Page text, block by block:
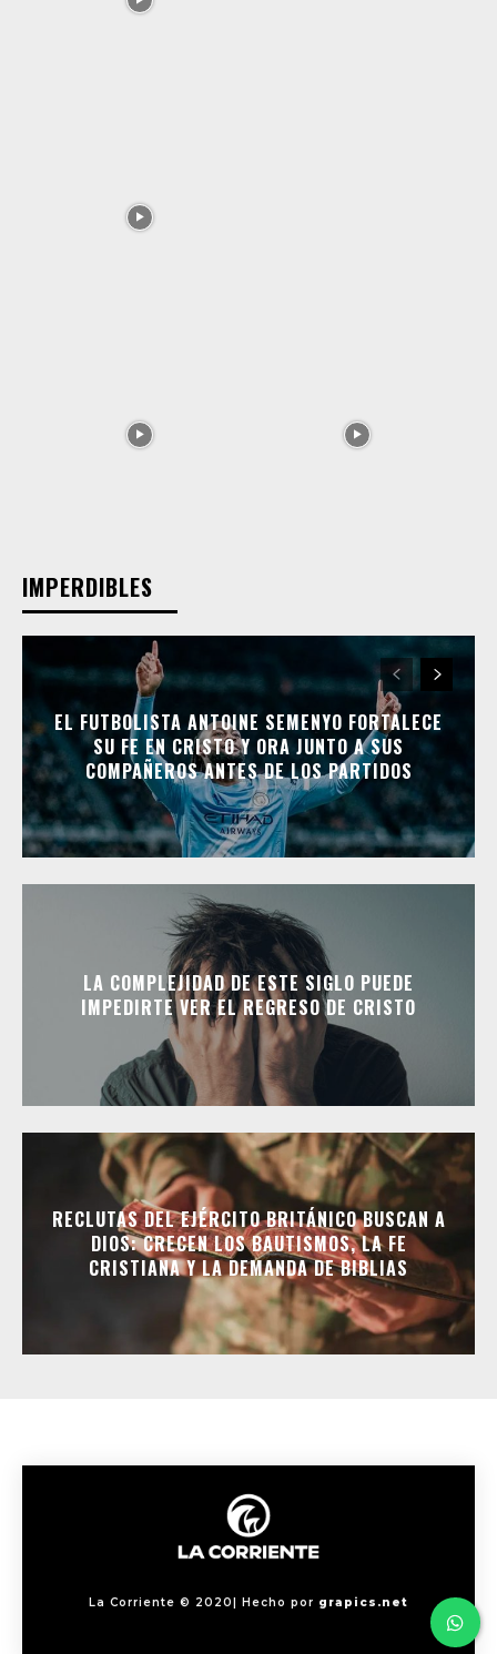
IMPERDIBLES
EL FUTBOLISTA ANTOINE SEMENYO FORTALECE
SU FE EN CRISTO Y ORA JUNTO A SUS
COMPAÑEROS ANTES DE LOS PARTIDOS
LA COMPLEJIDAD DE ESTE SIGLO PUEDE
IMPEDIRTE VER EL REGRESO DE CRISTO
RECLUTAS DEL EJÉRCITO BRITÁNICO BUSCAN A
DIOS: CRECEN LOS BAUTISMOS, LA FE
CRISTIANA Y LA DEMANDA DE BIBLIAS
La Corriente © 2020| Hecho por grapics.net